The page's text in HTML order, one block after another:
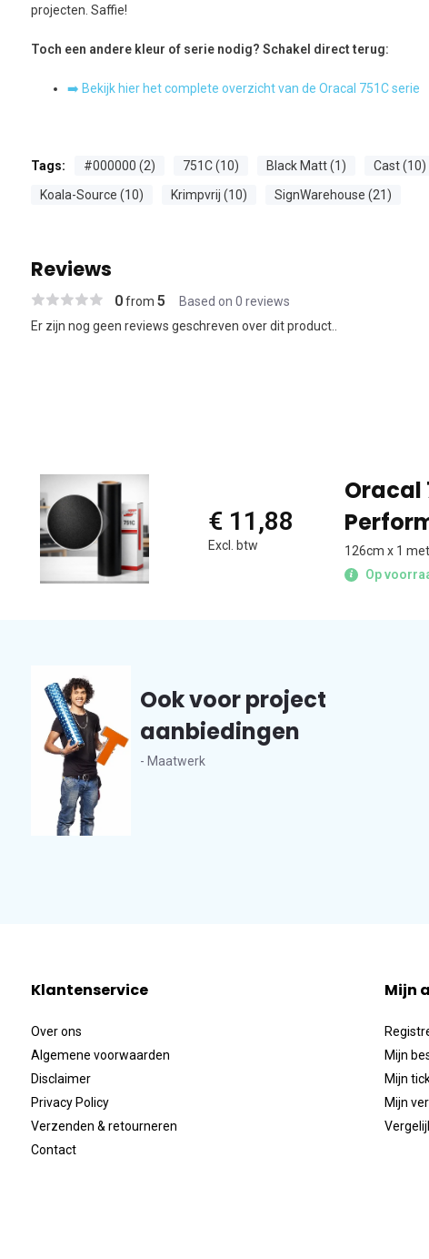
projecten. Saffie!
Toch een andere kleur of serie nodig? Schakel direct terug:
➡️ Bekijk hier het complete overzicht van de Oracal 751C serie
Tags: #000000 (2) 751C (10) Black Matt (1) Cast (10)
Koala-Source (10)
Krimpvrij (10) SignWarehouse (21)
Reviews
0from 5 Based on 0 reviews
Er zijn nog geen reviews geschreven over dit product..
€ 11,88
Excl. btw
Oracal
126cm x 1
Op
Ook voor project
aanbiedingen
- Maatwerk
Klantenservice
Over ons
Algemene voorwaarden
Disclaimer
Privacy Policy
Verzenden & retourneren
Contact
Mijn
Mijn
Mijn
Mijn